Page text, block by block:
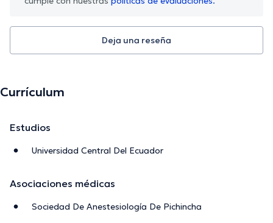
Deja una reseña
Currículum
Estudios
Universidad Central Del Ecuador
Asociaciones médicas
Sociedad De Anestesiología De Pichincha